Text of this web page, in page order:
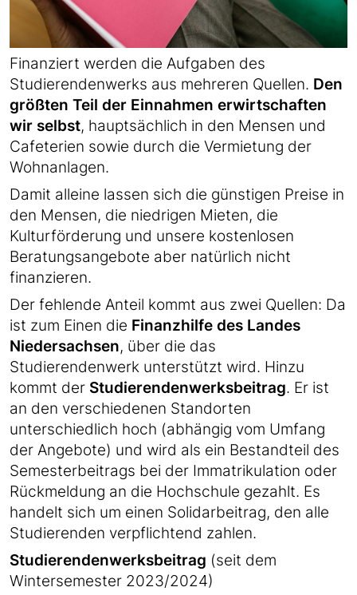
Finanziert werden die Aufgaben des
Studierendenwerks aus mehreren Quellen. Den
größten Teil der Einnahmen erwirtschaften
wir selbst, hauptsächlich in den Mensen und
Cafeterien sowie durch die Vermietung der
Wohnanlagen.
Damit alleine lassen sich die günstigen Preise in
den Mensen, die niedrigen Mieten, die
Kulturförderung und unsere kostenlosen
Beratungsangebote aber natürlich nicht
finanzieren.
Der fehlende Anteil kommt aus zwei Quellen: Da
ist zum Einen die Finanzhilfe des Landes
Niedersachsen, über die das
Studierendenwerk unterstützt wird. Hinzu
kommt der Studierendenwerksbeitrag. Er ist
an den verschiedenen Standorten
unterschiedlich hoch (abhängig vom Umfang
der Angebote) und wird als ein Bestandteil des
Semesterbeitrags bei der Immatrikulation oder
Rückmeldung an die Hochschule gezahlt. Es
handelt sich um einen Solidarbeitrag, den alle
Studierenden verpflichtend zahlen.
Studierendenwerksbeitrag (seit dem
Wintersemester 2023/2024)